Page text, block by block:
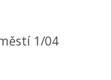
1/04